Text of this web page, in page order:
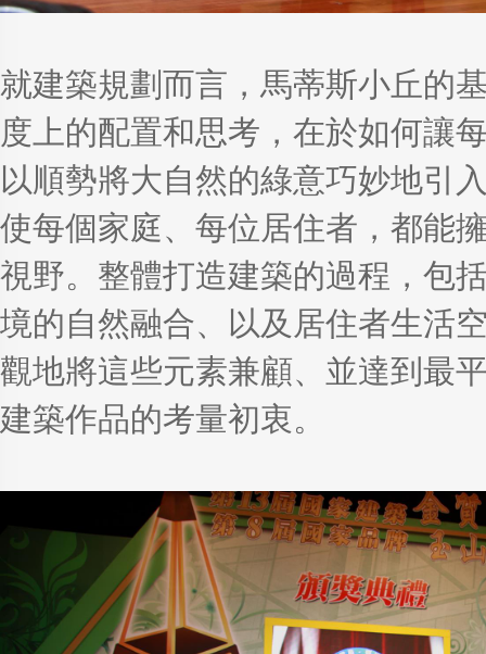
就建築規劃而言，馬蒂斯小丘的
度上的配置和思考，在於如何讓
以順勢將大自然的綠意巧妙地引
使每個家庭、每位居住者，都能
視野。整體打造建築的過程，包
境的自然融合、以及居住者生活
觀地將這些元素兼顧、並達到最
建築作品的考量初衷。